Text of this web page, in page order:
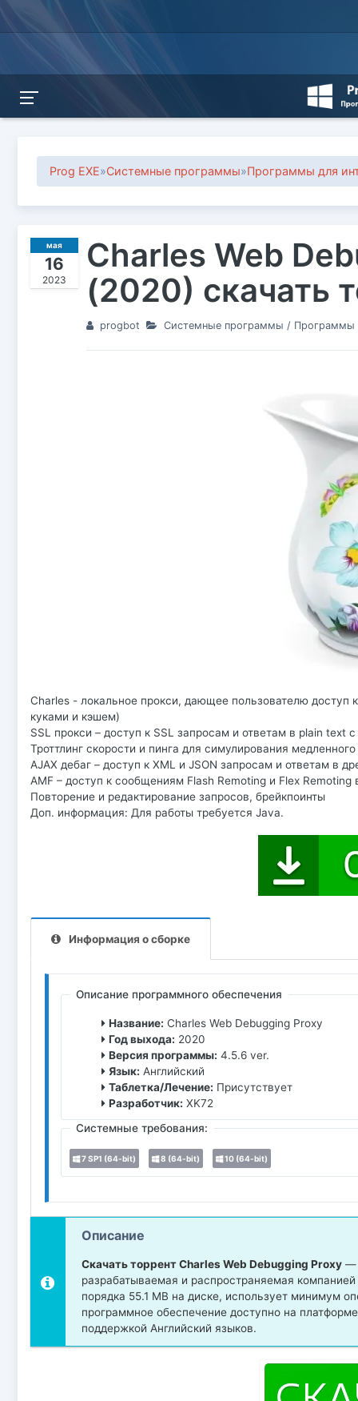
Prog EXE»Системные программы»Программы для
мая
16
2023
Charles Web
(2020) скачать
progbot Системные программы / Программы
Charles - локальное прокси, дающее пользователю доступ
куками и кэшем)
SSL прокси – доступ к SSL запросам и ответам в plain
Троттлинг скорости и пинга для симулирования
AJAX дебаг – доступ к XML и JSON запросам и ответам в
AMF – доступ к сообщениям Flash Remoting и Flex
Повторение и редактирование запросов, брейкпоинты
Доп. информация: Для работы требуется Java.
Информация о сборке
Описание программного обеспечения
Название: Charles Web Debugging Proxy
Год выхода: 2020
Версия программы: 4.5.6 ver.
Язык: Английский
Таблетка/Лечение: Присутствует
Разработчик: XK72
Системные требования:
7 SP1 (64-bit) 8 (64-bit) 10 (64-bit)
Описание
Скачать торрент Charles Web Debugging Proxy—
разрабатываемая и распространяемая
порядка 55.1 MB на диске, использует минимум
программное обеспечение доступно на
поддержкой Английский языков.